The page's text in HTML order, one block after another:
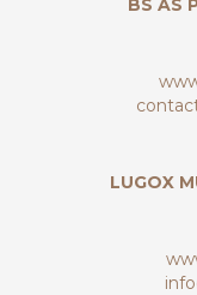
BS AS
LUGOX